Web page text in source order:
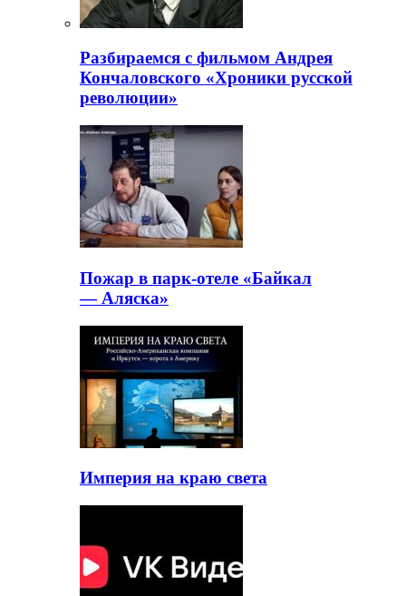
Разбираемся с фильмом Андрея
Кончаловского «Хроники русской
революции»
Пожар в парк-отеле «Байкал
— Аляска»
Империя на краю света